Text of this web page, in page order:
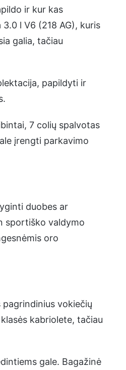
ir kur kas
l V6 (218 AG), kuris
galia, tačiau
papildyti ir
7 colių spalvotas
įrengti parkavimo
duobes ar
sportiško valdymo
oro
vokiečių
kabriolete, tačiau
gale. Bagažinė